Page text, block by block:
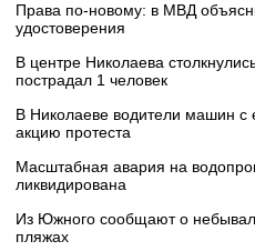
Права по-новому: в МВД
удостоверения
В центре Николаева
пострадал 1 человек
В Николаеве водители машин с
акцию протеста
Масштабная авария на
ликвидирована
Из Южного сообщают о
пляжах